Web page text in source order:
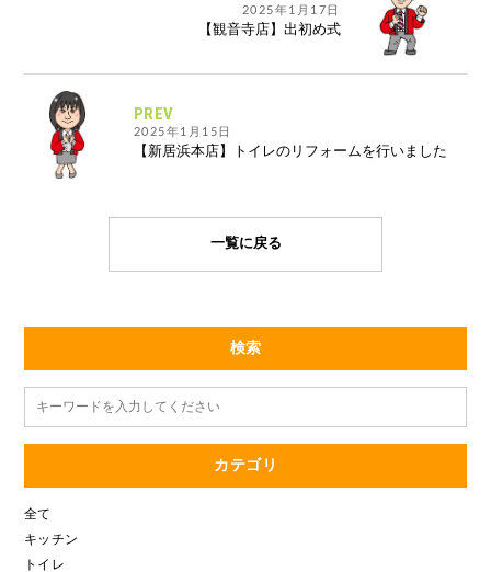
PREV
2025年1月15日
【新居浜本店】トイレのリフォームを行いました
2025年1月17日
【観音寺店】出初め式
一覧に戻る
検索
カテゴリ
全て
キッチン
トイレ